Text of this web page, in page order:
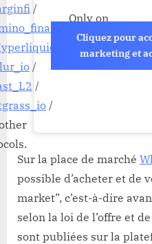
/
/
/
/
Only on
$WHALES
Cliquez pour
marketing et
Sur la place de marché
possible d’acheter et de
market”, c’est-à-dire
selon la loi de l’offre et
sont publiées sur la